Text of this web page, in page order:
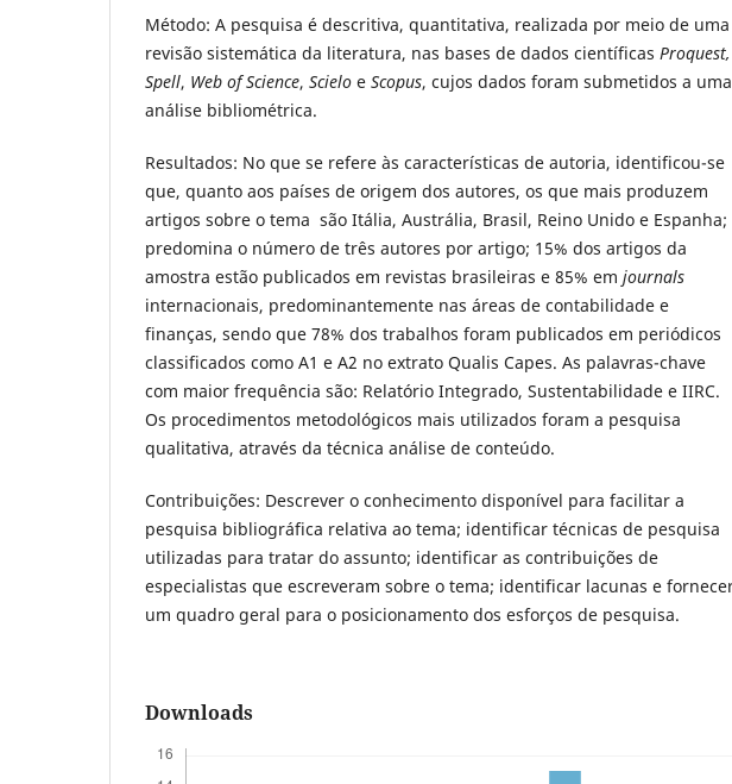
Método: A pesquisa é descritiva, quantitativa, realizada por meio de uma
revisão sistemática da literatura, nas bases de dados científicas Proquest,
Spell, Web of Science, Scielo e Scopus, cujos dados foram submetidos a uma
análise bibliométrica.
Resultados: No que se refere às características de autoria, identificou-se
que, quanto aos países de origem dos autores, os que mais produzem
artigos sobre o tema são Itália, Austrália, Brasil, Reino Unido e Espanha;
predomina o número de três autores por artigo; 15% dos artigos da
amostra estão publicados em revistas brasileiras e 85% em journals
internacionais, predominantemente nas áreas de contabilidade e
finanças, sendo que 78% dos trabalhos foram publicados em periódicos
classificados como A1 e A2 no extrato Qualis Capes. As palavras-chave
com maior frequência são: Relatório Integrado, Sustentabilidade e IIRC.
Os procedimentos metodológicos mais utilizados foram a pesquisa
qualitativa, através da técnica análise de conteúdo.
Contribuições: Descrever o conhecimento disponível para facilitar a
pesquisa bibliográfica relativa ao tema; identificar técnicas de pesquisa
utilizadas para tratar do assunto; identificar as contribuições de
especialistas que escreveram sobre o tema; identificar lacunas e
um quadro geral para o posicionamento dos esforços de pesquisa.
Downloads